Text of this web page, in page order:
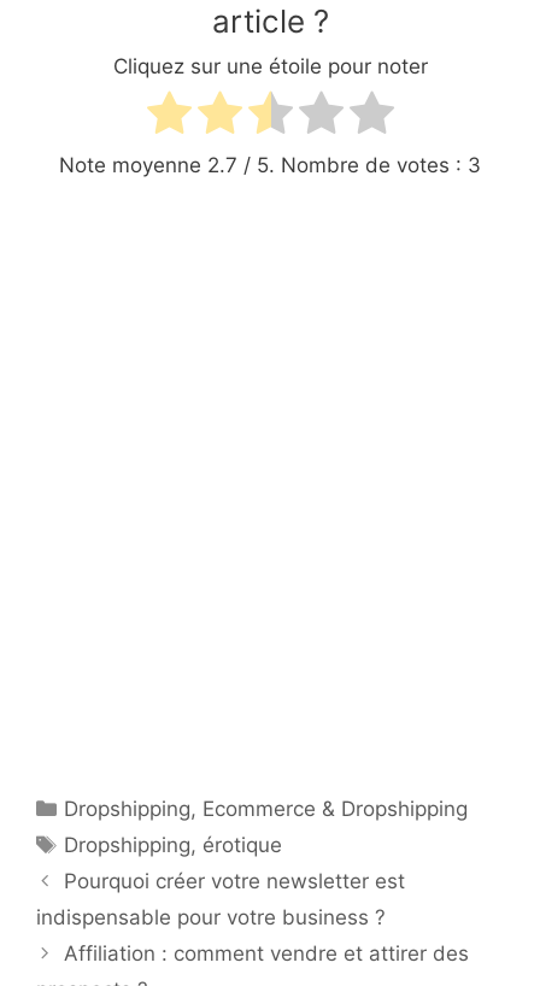
article ?
Cliquez sur une étoile pour noter
Note moyenne 2.7 / 5. Nombre de votes : 3
Catégories
Dropshipping, Ecommerce & Dropshipping
Étiquettes
Dropshipping, érotique
Pourquoi créer votre newsletter est
indispensable pour votre business ?
Affiliation : comment vendre et attirer des